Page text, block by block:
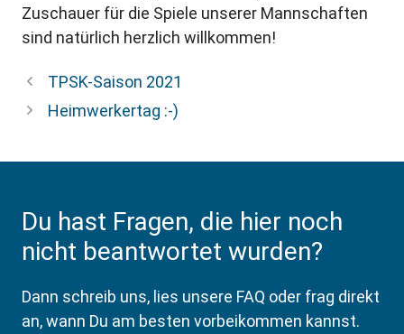
Zuschauer für die Spiele unserer Mannschaften
sind natürlich herzlich willkommen!
TPSK-Saison 2021
Heimwerkertag :-)
Du hast Fragen, die hier noch
nicht beantwortet wurden?
Dann schreib uns, lies unsere FAQ oder frag direkt
an, wann Du am besten vorbeikommen kannst.